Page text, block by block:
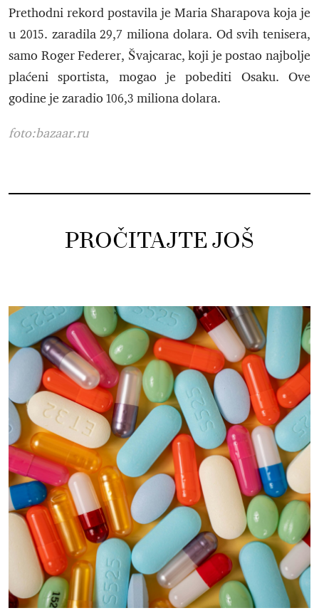
Prethodni rekord postavila je Maria Sharapova koja je
u 2015. zaradila 29,7 miliona dolara. Od svih tenisera,
samo Roger Federer, Švajcarac, koji je postao najbolje
plaćeni sportista, mogao je pobediti Osaku. Ove
godine je zaradio 106,3 miliona dolara.
foto:bazaar.ru
PROČITAJTE JOŠ